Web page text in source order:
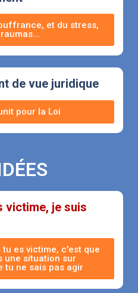
et du stress,
de vue juridique
pour la Loi
victime, je suis
tu es victime, c'est que
une situation sur
tu ne sais pas agir